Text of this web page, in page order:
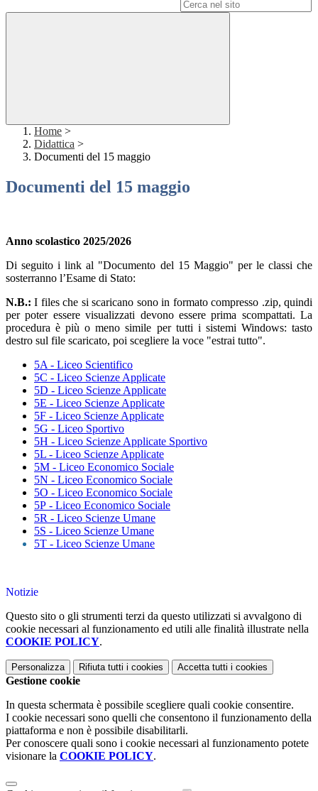
Home >
Didattica >
Documenti del 15 maggio
Documenti del 15 maggio
Anno scolastico 2025/2026
Di seguito i link al "Documento del 15 Maggio" per le classi che
sosterranno l’Esame di Stato:
N.B.: I files che si scaricano sono in formato compresso .zip, quindi
per poter essere visualizzati devono essere prima scompattati. La
procedura è più o meno simile per tutti i sistemi Windows: tasto
destro sul file scaricato, poi scegliere la voce "estrai tutto".
5A - Liceo Scientifico
5C - Liceo Scienze Applicate
5D - Liceo Scienze Applicate
5E - Liceo Scienze Applicate
5F - Liceo Scienze Applicate
5G - Liceo Sportivo
5H - Liceo Scienze Applicate Sportivo
5L - Liceo Scienze Applicate
5M - Liceo Economico Sociale
5N - Liceo Economico Sociale
5O - Liceo Economico Sociale
5P - Liceo Economico Sociale
5R - Liceo Scienze Umane
5S - Liceo Scienze Umane
5T - Liceo Scienze Umane
Notizie
Questo sito o gli strumenti terzi da questo utilizzati si avvalgono di
cookie necessari al funzionamento ed utili alle finalità illustrate nella
COOKIE POLICY.
Personalizza Rifiuta tutti i cookies Accetta tutti i cookies
Gestione cookie
In questa schermata è possibile scegliere quali cookie consentire.
I cookie necessari sono quelli che consentono il funzionamento della
piattaforma e non è possibile disabilitarli.
Per conoscere quali sono i cookie necessari al funzionamento potete
visionare la COOKIE POLICY.